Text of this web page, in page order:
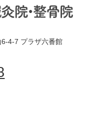
4-7 プラザ六番館